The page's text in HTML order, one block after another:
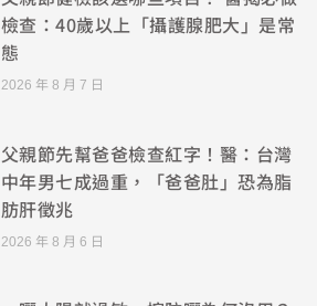
檢查：40歲以上「攝護腺肥大」是常
態
2026 年 8 月 7 日
父親節先幫爸爸檢查紅字！醫：台灣
中年男七成過重，「爸爸肚」恐為脂
肪肝徵兆
2026 年 8 月 6 日